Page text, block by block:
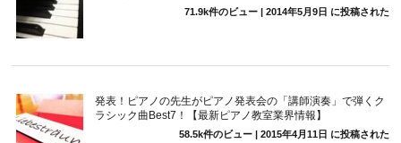
71.9k件のビュー| 2014年5月9日 に投稿された
発表！ピアノの先生がピアノ発表会の「講師演奏」で弾くク
ラシック曲Best7！【最新ピアノ教室業界情報】
58.5k件のビュー| 2015年4月11日 に投稿された